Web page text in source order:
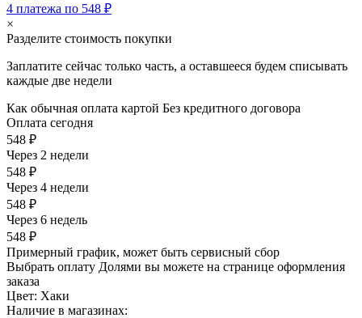
4 платежа по 548 ₽
×
Разделите стоимость покупки
Заплатите сейчас только часть, а оставшееся будем списывать
каждые две недели
Как обычная оплата картой Без кредитного договора
Оплата сегодня
548 ₽
Через 2 недели
548 ₽
Через 4 недели
548 ₽
Через 6 недель
548 ₽
Примерный график, может быть сервисный сбор
Выбрать оплату Долями вы можете на странице оформления
заказа
Цвет: Хаки
Наличие в магазинах: